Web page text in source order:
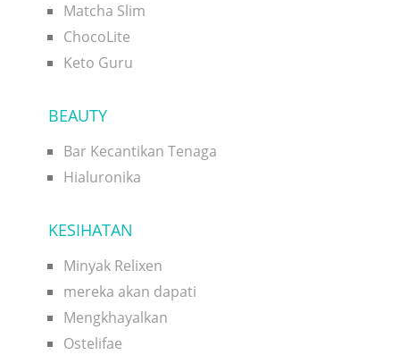
Matcha Slim
ChocoLite
Keto Guru
BEAUTY
Bar Kecantikan Tenaga
Hialuronika
KESIHATAN
Minyak Relixen
mereka akan dapati
Mengkhayalkan
Ostelifae